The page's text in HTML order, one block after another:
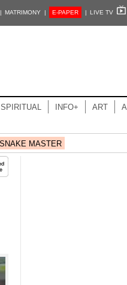
| MATRIMONY | E-PAPER | LIVE TV
SPIRITUAL INFO+ ART
SNAKE MASTER